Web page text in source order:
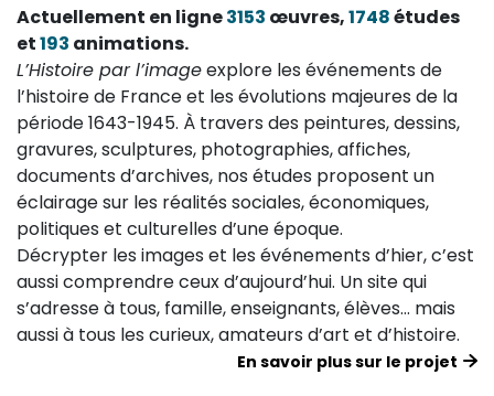
Actuellement en ligne3153 œuvres,1748études
et193 animations.
L’Histoire par l’imageexplore les événements de
l’histoire de France et les évolutions majeures de la
période 1643-1945. À travers des peintures, dessins,
gravures, sculptures, photographies, affiches,
documents d’archives, nos études proposent un
éclairage sur les réalités sociales, économiques,
politiques et culturelles d’une époque.
Décrypter les images et les événements d’hier, c’est
aussi comprendre ceux d’aujourd’hui. Un site qui
s’adresse à tous, famille, enseignants, élèves… mais
aussi à tous les curieux, amateurs d’art et d’histoire.
En savoir plus sur le projet